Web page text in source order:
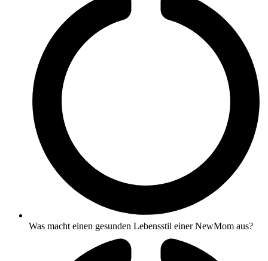
Was macht einen gesunden Lebensstil einer NewMom aus?